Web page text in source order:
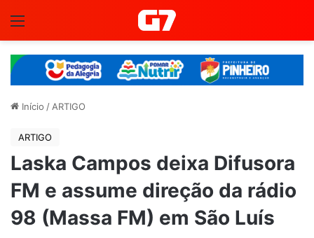
Início / ARTIGO
ARTIGO
Laska Campos deixa Difusora
FM e assume direção da rádio
98 (Massa FM) em São Luís